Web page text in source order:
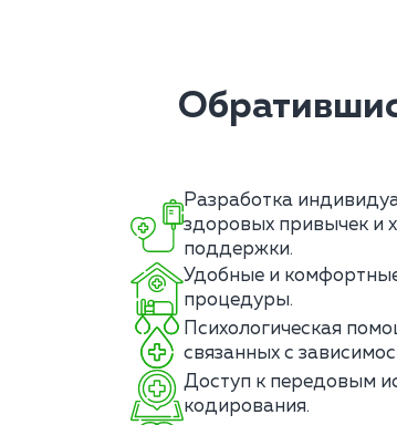
Разработка
здоровых привычек и
поддержки.
Удобные и
процедуры.
Психологическая
связанных с
Доступ к передовым
кодирования.